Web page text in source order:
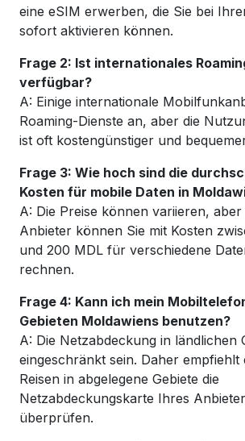
eine eSIM erwerben, die Sie bei
sofort aktivieren können.
Frage 2: Ist internationales
verfügbar?
A: Einige internationale
Roaming-Dienste an, aber die
ist oft kostengünstiger und
Frage 3: Wie hoch sind die
Kosten für mobile Daten in
A: Die Preise können variieren,
Anbieter können Sie mit Kosten
und 200 MDL für verschiedene
rechnen.
Frage 4: Kann ich mein
Gebieten Moldawiens benutzen?
A: Die Netzabdeckung in ländlichen
eingeschränkt sein. Daher empfiehlt
Reisen in abgelegene Gebiete die
Netzabdeckungskarte Ihres
überprüfen.